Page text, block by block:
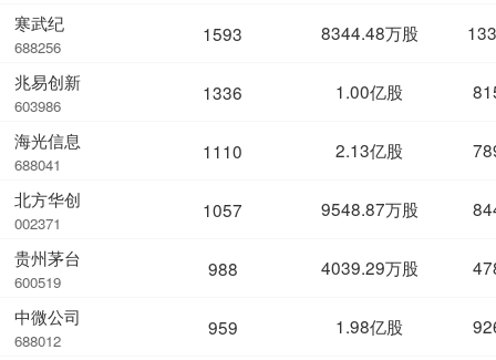
寒武纪
688256
兆易创新
603986
海光信息
688041
北方华创
002371
贵州茅台
600519
中微公司
688012
1593 8344.48万股
1336 1.00亿股
1110 2.13亿股
1057 9548.87万股
988 4039.29万股
959 1.98亿股